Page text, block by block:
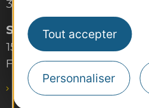
Tout accepter
Personnaliser
34000 Montpellier
Site de Toulouse
15, rue Rivals – CS 78543
F-31685 Toulouse Cedex
pro@agence-